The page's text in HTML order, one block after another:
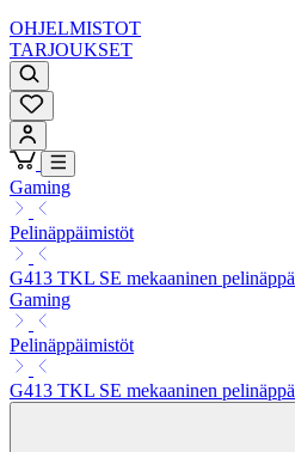
OHJELMISTOT
TARJOUKSET
Gaming
Pelinäppäimistöt
G413 TKL SE mekaaninen
Gaming
Pelinäppäimistöt
G413 TKL SE mekaaninen